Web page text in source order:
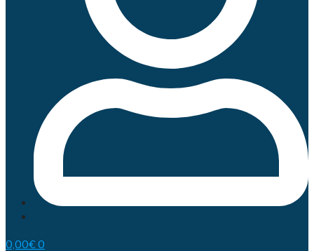
0,00€ 0